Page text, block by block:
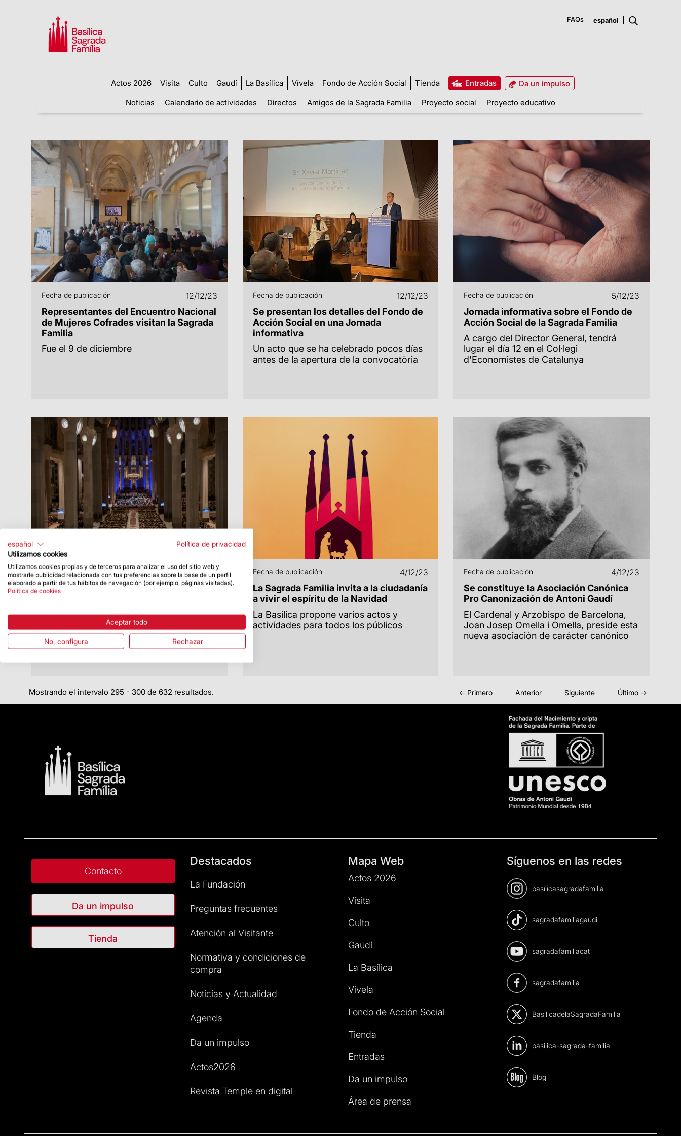
FAQs
Actos 2026 Visita Culto Gaudí La Basílica Vívela Fondo de Acción Social Tienda Entradas
Da un impulso
Noticias
Calendario de actividades Directos Amigos de la Sagrada Familia Proyecto social Proyecto educativo
Fecha de publicación 12/12/23
Representantes del Encuentro Nacional
de Mujeres Cofrades visitan la Sagrada
Familia
Fue el 9 de diciembre
Fecha de publicación 12/12/23
Se presentan los detalles del Fondo de
Acción Social en una Jornada
informativa
Un acto que se ha celebrado pocos días
antes de la apertura de la convocatòria
Fecha de publicación 5/12/23
Jornada informativa sobre el Fondo de
Acción Social de la Sagrada Familia
A cargo del Director General, tendrá
lugar el día 12 en el Col·legi
d'Economistes de Catalunya
Fecha de publicación 4/12/23
Se anuncian las personas ganadoras del
Este concierto también se podrá seguir
Fecha de publicación 4/12/23
La Sagrada Familia invita a la ciudadanía
a vivir el espíritu de la Navidad
La Basílica propone varios actos y
actividades para todos los públicos
Fecha de publicación 4/12/23
Se constituye la Asociación Canónica
Pro Canonización de Antoni Gaudí
El Cardenal y Arzobispo de Barcelona,
Joan Josep Omella i Omella, preside esta
nueva asociación de carácter canónico
Mostrando el intervalo 295 - 300 de 632 resultados. ← Primero Anterior Siguiente Último →
Contacto
Da un impulso
Tienda
Destacados
La Fundación
Preguntas frecuentes
Atención al Visitante
Normativa y condiciones de
compra
Noticias y Actualidad
Agenda
Da un impulso
Actos2026
Revista Temple en digital
Mapa Web
Actos 2026
Visita
Culto
Gaudí
La Basílica
Vívela
Fondo de Acción Social
Tienda
Entradas
Da un impulso
Área de prensa
Síguenos en las redes
basilicasagradafamilia
sagradafamiliagaudi
sagradafamiliacat
sagradafamilia
BasilicadelaSagradaFamilia
basilica-sagrada-familia
Blog
español
Política de privacidad
Utilizamos cookies
Utilizamos cookies propias y de terceros para analizar el uso del sitio web y
mostrarle publicidad relacionada con tus preferencias sobre la base de un perfil
elaborado a partir de tus hábitos de navegación (por ejemplo, páginas visitadas).
Política de cookies
Aceptar todo
No, configura Rechazar